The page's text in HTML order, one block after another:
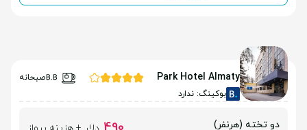
Park Hotel Almaty
صبحانه
بوکینگ: ندارد
دو تخته (هرنفر)